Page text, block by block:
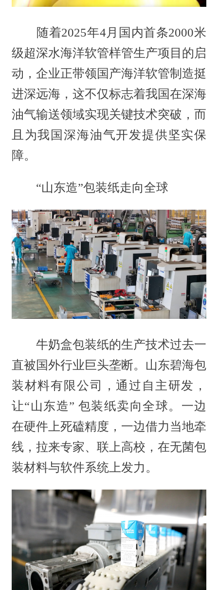
随着2025年4月国内首条2000米
级超深水海洋软管样管生产项目的启
动，企业正带领国产海洋软管制造挺
进深远海，这不仅标志着我国在深海
油气输送领域实现关键技术突破，而
且为我国深海油气开发提供坚实保
障。
“山东造”包装纸走向全球
牛奶盒包装纸的生产技术过去一
直被国外行业巨头垄断。山东碧海包
装材料有限公司，通过自主研发，
让“山东造” 包装纸卖向全球。一边
在硬件上死磕精度，一边借力当地牵
线，拉来专家、联上高校，在无菌包
装材料与软件系统上发力。